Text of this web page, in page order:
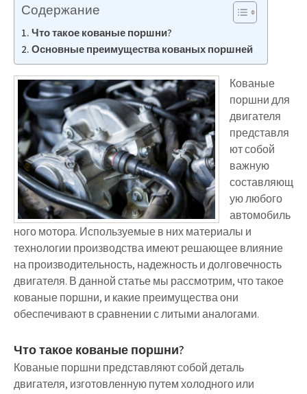
Содержание
Что такое кованые поршни?
Основные преимущества кованых поршней
Кованые
поршни для
двигателя
представля
ют собой
важную
составляющ
ую любого
автомобиль
ного мотора. Используемые в них материалы и
технологии производства имеют решающее влияние
на производительность, надежность и долговечность
двигателя. В данной статье мы рассмотрим, что такое
кованые поршни, и какие преимущества они
обеспечивают в сравнении с литыми аналогами.
Что такое кованые поршни?
Кованые поршни представляют собой деталь
двигателя, изготовленную путем холодного или